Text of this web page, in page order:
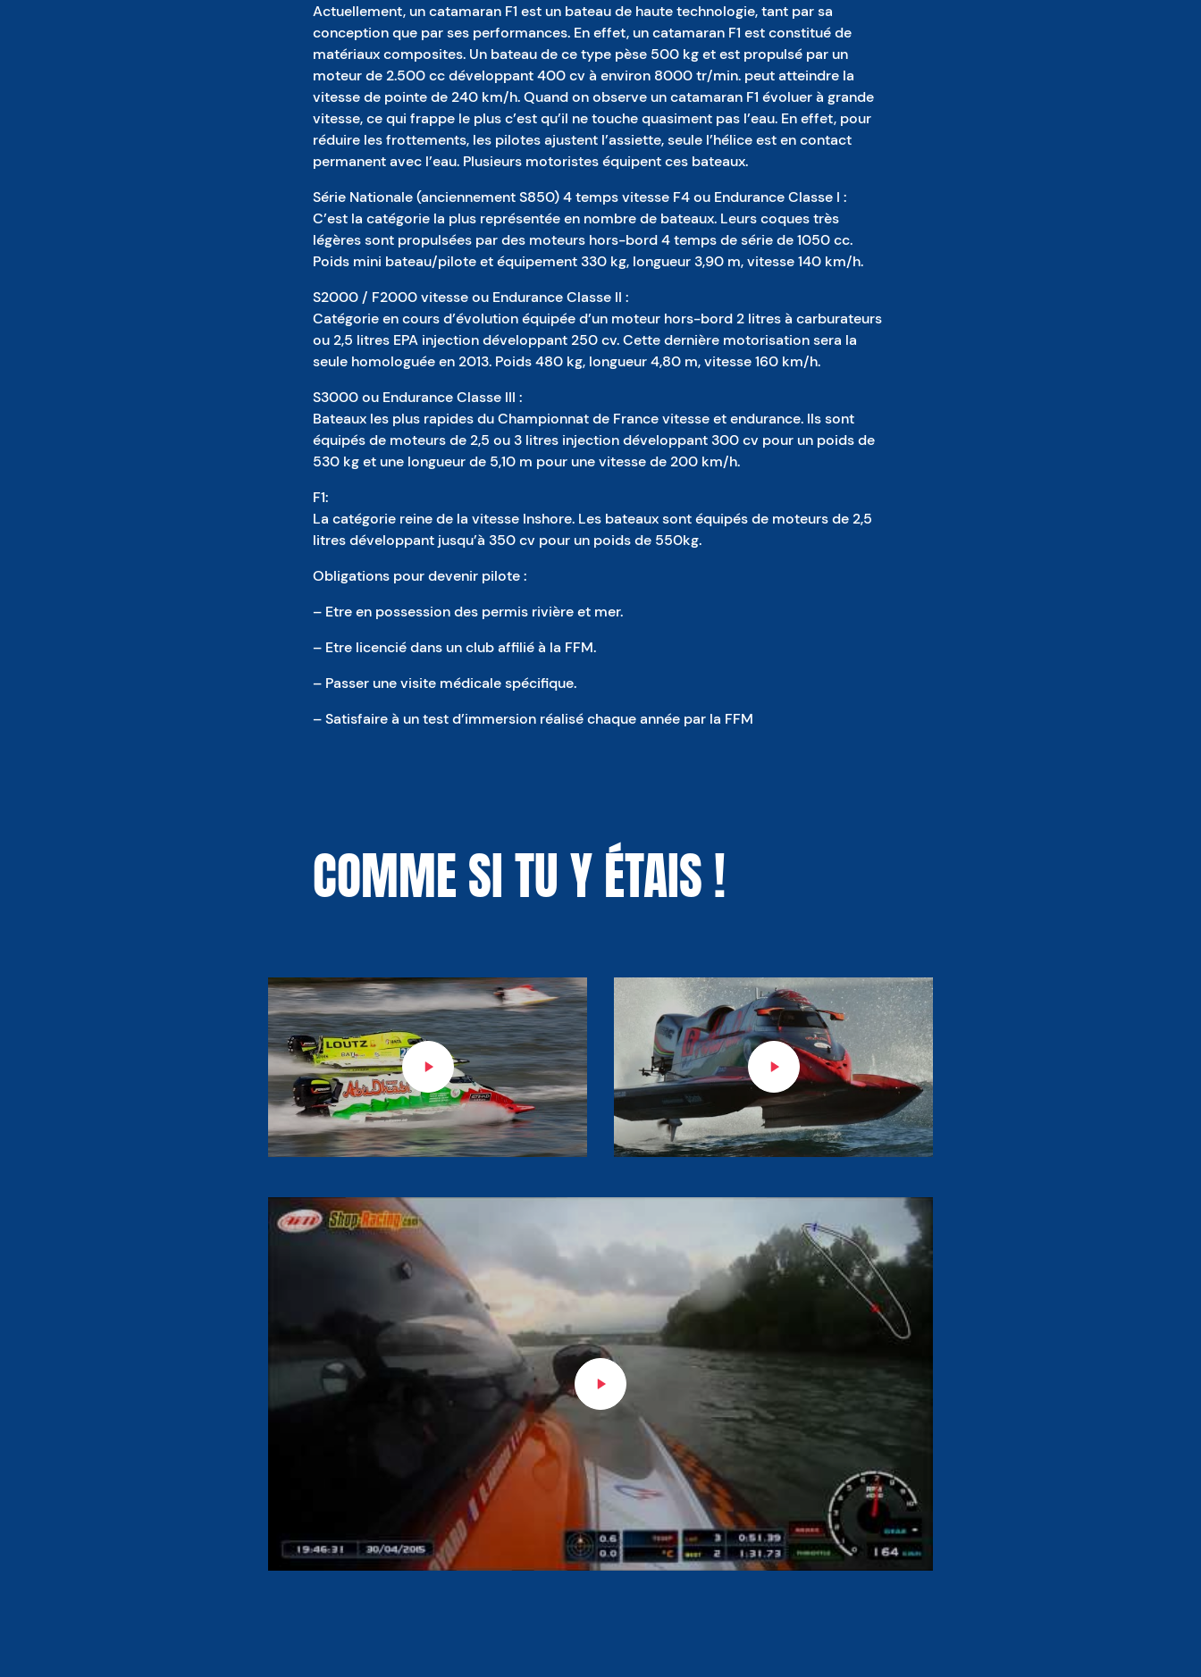
Actuellement, un catamaran F1 est un bateau de haute technologie, tant par sa
conception que par ses performances. En effet, un catamaran F1 est constitué de
matériaux composites. Un bateau de ce type pèse 500 kg et est propulsé par un
moteur de 2.500 cc développant 400 cv à environ 8000 tr/min. peut atteindre la
vitesse de pointe de 240 km/h. Quand on observe un catamaran F1 évoluer à grande
vitesse, ce qui frappe le plus c’est qu’il ne touche quasiment pas l’eau. En effet, pour
réduire les frottements, les pilotes ajustent l’assiette, seule l’hélice est en contact
permanent avec l’eau. Plusieurs motoristes équipent ces bateaux.
Série Nationale (anciennement S850) 4 temps vitesse F4 ou Endurance Classe I :
C’est la catégorie la plus représentée en nombre de bateaux. Leurs coques très
légères sont propulsées par des moteurs hors-bord 4 temps de série de 1050 cc.
Poids mini bateau/pilote et équipement 330 kg, longueur 3,90 m, vitesse 140 km/h.
S2000 / F2000 vitesse ou Endurance Classe II :
Catégorie en cours d’évolution équipée d’un moteur hors-bord 2 litres à carburateurs
ou 2,5 litres EPA injection développant 250 cv. Cette dernière motorisation sera la
seule homologuée en 2013. Poids 480 kg, longueur 4,80 m, vitesse 160 km/h.
S3000 ou Endurance Classe III :
Bateaux les plus rapides du Championnat de France vitesse et endurance. Ils sont
équipés de moteurs de 2,5 ou 3 litres injection développant 300 cv pour un poids de
530 kg et une longueur de 5,10 m pour une vitesse de 200 km/h.
F1:
La catégorie reine de la vitesse Inshore. Les bateaux sont équipés de moteurs de 2,5
litres développant jusqu’à 350 cv pour un poids de 550kg.
Obligations pour devenir pilote :
– Etre en possession des permis rivière et mer.
– Etre licencié dans un club affilié à la FFM.
– Passer une visite médicale spécifique.
– Satisfaire à un test d’immersion réalisé chaque année par la FFM
COMME SI TU Y ÉTAIS !